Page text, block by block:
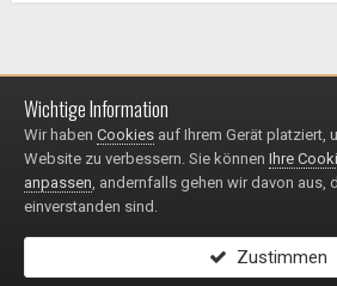
Impressum /
© 1999 - 2025
Powered by Invision
Wichtige Information
Wir haben Cookies auf Ihrem Gerät platziert,
Website zu verbessern. Sie können Ihre
anpassen, andernfalls gehen wir davon aus,
einverstanden sind.
Zustimmen